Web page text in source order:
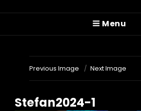
Menu
Previous Image Next Image
Stefan2024-1